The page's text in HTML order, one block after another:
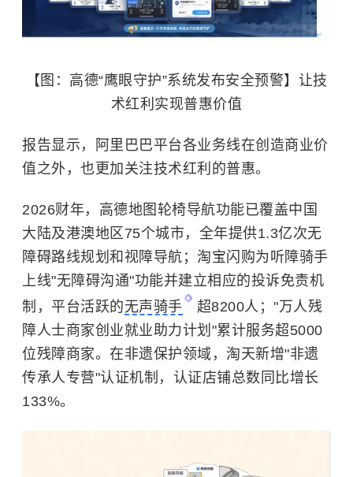
【图：高德“鹰眼守护”系统发布安全预警】让技
术红利实现普惠价值
报告显示，阿里巴巴平台各业务线在创造商业价
值之外，也更加关注技术红利的普惠。
2026财年，高德地图轮椅导航功能已覆盖中国
大陆及港澳地区75个城市，全年提供1.3亿次无
障碍路线规划和视障导航；淘宝闪购为听障骑手
上线"无障碍沟通"功能并建立相应的投诉免责机
制，平台活跃的无声骑手
超8200人；"万人残
障人士商家创业就业助力计划"累计服务超5000
位残障商家。在非遗保护领域，淘天新增"非遗
传承人专营"认证机制，认证店铺总数同比增长
133%。